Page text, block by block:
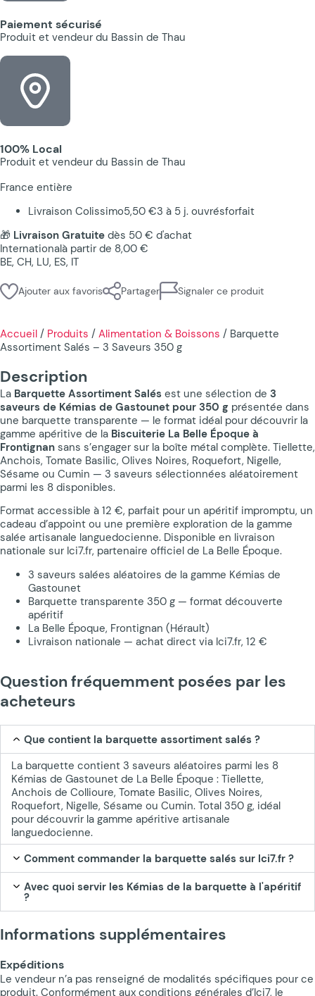
Paiement sécurisé
Produit et vendeur du Bassin de Thau
100% Local
Produit et vendeur du Bassin de Thau
France entière
Livraison Colissimo5,50 €3 à 5 j. ouvrésforfait
🎁 Livraison Gratuite dès 50 € d'achat
Internationalà partir de 8,00 €
BE, CH, LU, ES, IT
Ajouter aux favoris Partager Signaler ce produit
Accueil / Produits / Alimentation & Boissons / Barquette
Assortiment Salés – 3 Saveurs 350 g
Description
La Barquette Assortiment Salés est une sélection de 3
saveurs de Kémias de Gastounet pour 350 g présentée dans
une barquette transparente — le format idéal pour découvrir la
gamme apéritive de la Biscuiterie La Belle Époque à
Frontignan sans s’engager sur la boîte métal complète. Tiellette,
Anchois, Tomate Basilic, Olives Noires, Roquefort, Nigelle,
Sésame ou Cumin — 3 saveurs sélectionnées aléatoirement
parmi les 8 disponibles.
Format accessible à 12 €, parfait pour un apéritif impromptu, un
cadeau d’appoint ou une première exploration de la gamme
salée artisanale languedocienne. Disponible en livraison
nationale sur Ici7.fr, partenaire officiel de La Belle Époque.
3 saveurs salées aléatoires de la gamme Kémias de
Gastounet
Barquette transparente 350 g — format découverte
apéritif
La Belle Époque, Frontignan (Hérault)
Livraison nationale — achat direct via Ici7.fr, 12 €
Question fréquemment posées par les
acheteurs
Que contient la barquette assortiment salés ?
La barquette contient 3 saveurs aléatoires parmi les 8
Kémias de Gastounet de La Belle Époque : Tiellette,
Anchois de Collioure, Tomate Basilic, Olives Noires,
Roquefort, Nigelle, Sésame ou Cumin. Total 350 g, idéal
pour découvrir la gamme apéritive artisanale
languedocienne.
Comment commander la barquette salés sur Ici7.fr ?
Avec quoi servir les Kémias de la barquette à l'apéritif
?
Informations supplémentaires
Expéditions
Le vendeur n’a pas renseigné de modalités spécifiques pour ce
produit. Conformément aux conditions générales d’Ici7, le